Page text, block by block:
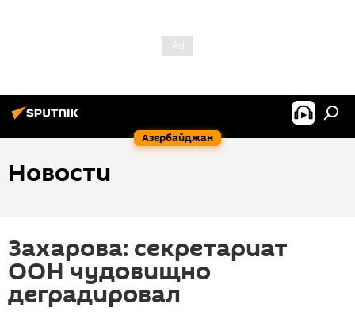
Азербайджан
Новости
Захарова: секретариат
ООН чудовищно
деградировал